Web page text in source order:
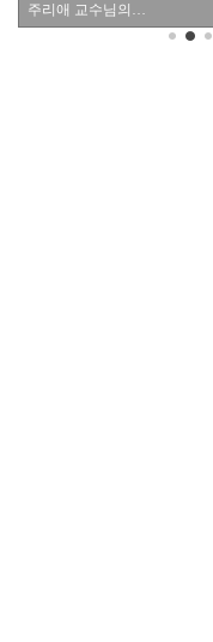
주리애 교수님의…